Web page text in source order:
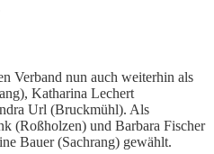
Verband nun auch weiterhin als
Katharina Lechert
Url (Bruckmühl). Als
(Roßholzen) und Barbara Fischer
Bauer (Sachrang) gewählt.